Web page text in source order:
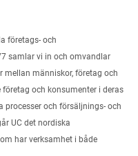
företags- och
samlar vi in och omvandlar
människor, företag och
och konsumenter i deras
processer och försäljnings- och
UC det nordiska
har verksamhet i både